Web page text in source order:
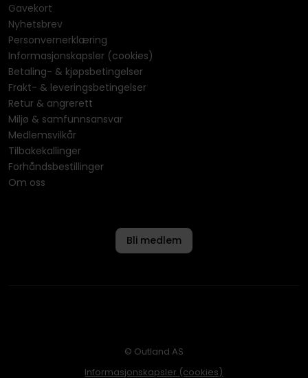
Gavekort
Nyhetsbrev
Personvernerklæring
Informasjonskapsler (cookies)
Betaling- & kjøpsbetingelser
Frakt- & leveringsbetingelser
Retur & angrerett
Miljø & samfunnsansvar
Medlemsvilkår
Tilbakekallinger
Forhåndsbestillinger
Om oss
Bli medlem
© Outland AS
Informasjonskapsler (cookies)